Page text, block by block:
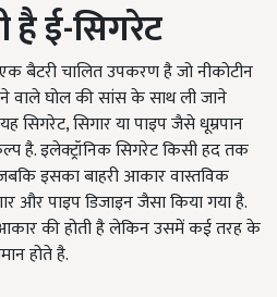
है ई-सिगरेट
बैटरी चालित उपकरण है जो नीकोटीन
वाले घोल की सांस के साथ ली जाने
सिगरेट, सिगार या पाइप जैसे धूम्रपान
है. इलेक्ट्रॉनिक सिगरेट किसी हद तक
इसका बाहरी आकार वास्तविक
और पाइप डिजाइन जैसा किया गया है.
की होती है लेकिन उसमें कई तरह के
होते है.